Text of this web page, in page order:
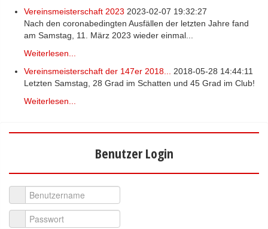
Vereinsmeisterschaft 2023 2023-02-07 19:32:27
Nach den coronabedingten Ausfällen der letzten Jahre fand
am Samstag, 11. März 2023 wieder einmal...
Weiterlesen...
Vereinsmeisterschaft der 147er 2018...
2018-05-28 14:44:11
Letzten Samstag, 28 Grad im Schatten und 45 Grad im Club!
Weiterlesen...
Benutzer Login
Benutzername
Passwort